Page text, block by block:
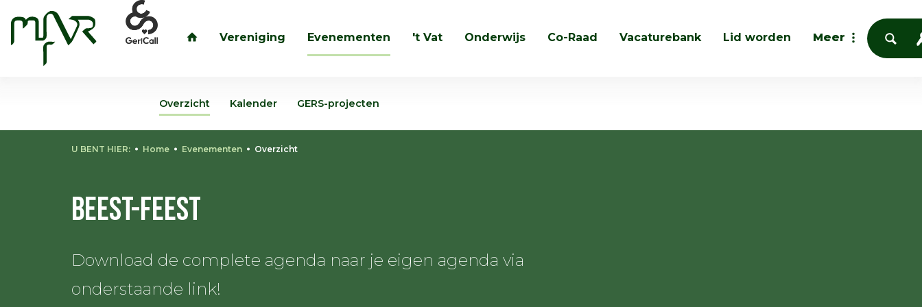
Vereniging Evenementen 't Vat Onderwijs Co-Raad Vacaturebank Lid worden Meer
Zoeken
inloggen
U BENT HIER: Home Evenementen Overzicht
BEEST-feest
Download de complete agenda naar je eigen agenda via
onderstaande link!
Overzicht Kalender GERS-projecten